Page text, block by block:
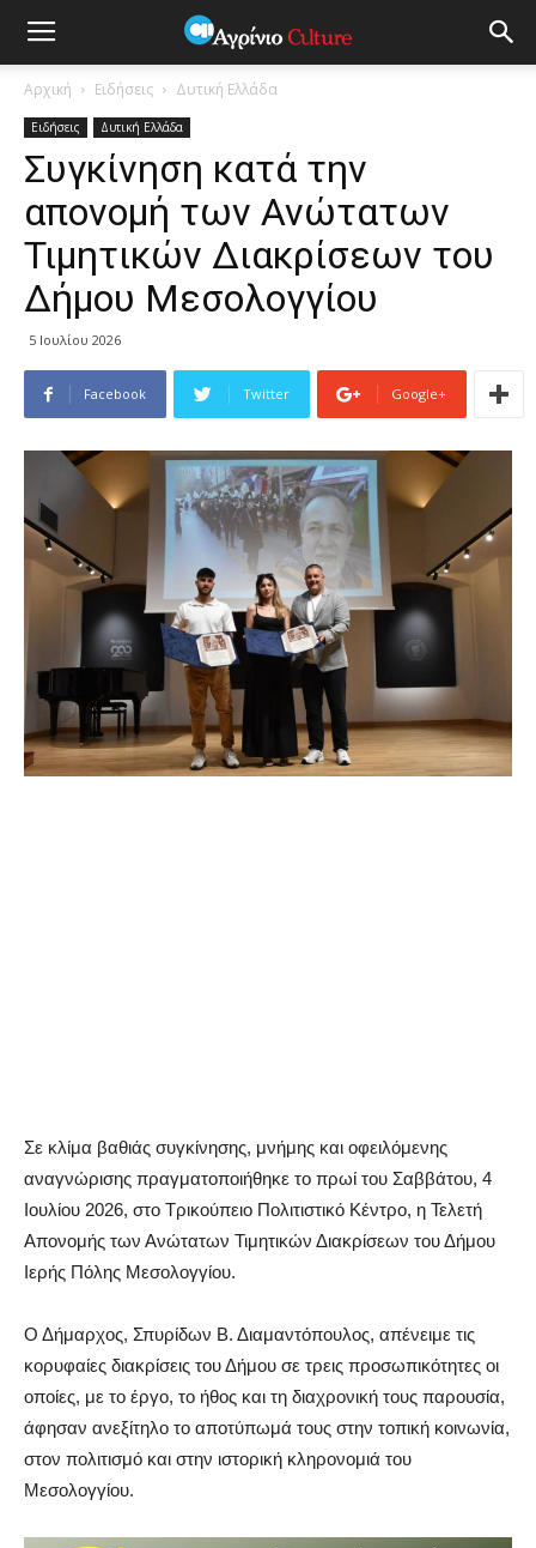
Αρχική Ειδήσεις Δυτική Ελλάδα
Ειδήσεις Δυτική Ελλάδα
Συγκίνηση κατά την
απονομή των Ανώτατων
Τιμητικών Διακρίσεων του
Δήμου Μεσολογγίου
5 Ιουλίου 2026
Facebook Twitter Google+
Σε κλίμα βαθιάς συγκίνησης, μνήμης και οφειλόμενης
αναγνώρισης πραγματοποιήθηκε το πρωί του Σαββάτου, 4
Ιουλίου 2026, στο Τρικούπειο Πολιτιστικό Κέντρο, η Τελετή
Απονομής των Ανώτατων Τιμητικών Διακρίσεων του Δήμου
Ιερής Πόλης Μεσολογγίου.
Ο Δήμαρχος, Σπυρίδων Β. Διαμαντόπουλος, απένειμε τις
κορυφαίες διακρίσεις του Δήμου σε τρεις προσωπικότητες οι
οποίες, με το έργο, το ήθος και τη διαχρονική τους παρουσία,
άφησαν ανεξίτηλο το αποτύπωμά τους στην τοπική κοινωνία,
στον πολιτισμό και στην ιστορική κληρονομιά του
Μεσολογγίου.